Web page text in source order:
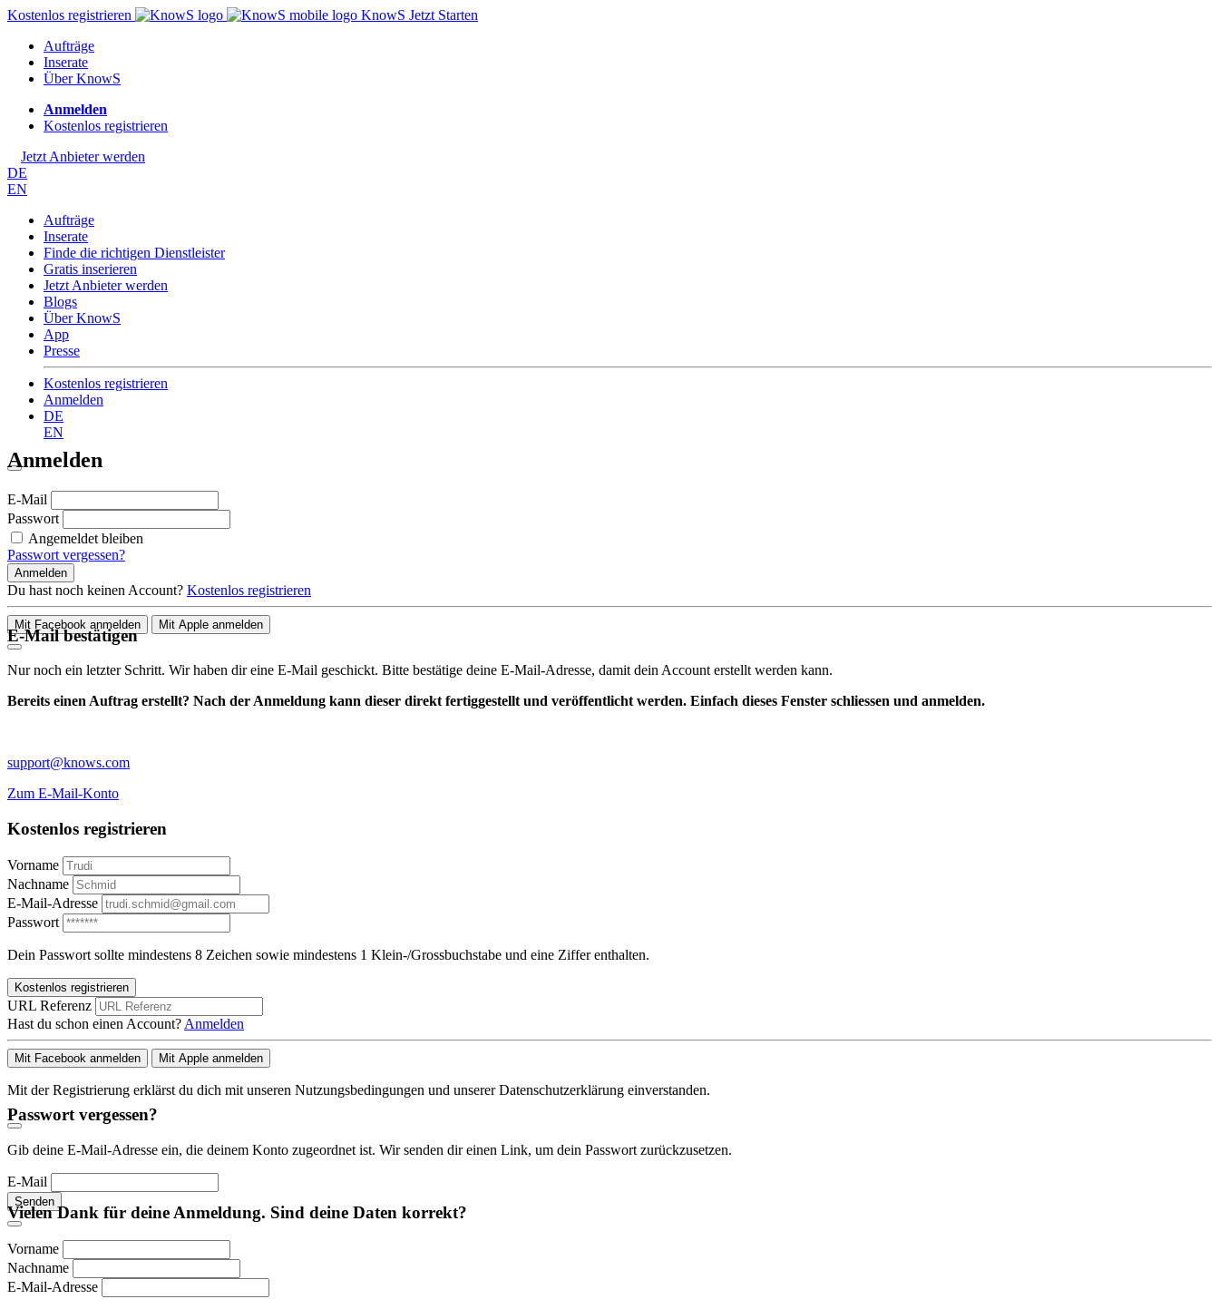
Kostenlos registrieren KnowS Jetzt Starten
Aufträge
Inserate
Über KnowS
Anmelden
Kostenlos registrieren
Jetzt Anbieter werden
DE
EN
Aufträge
Inserate
Finde die richtigen Dienstleister
Gratis inserieren
Jetzt Anbieter werden
Blogs
Über KnowS
App
Presse
Kostenlos registrieren
Anmelden
DE
EN
Anmelden
E-Mail
Passwort
Angemeldet bleiben
Passwort vergessen?
Anmelden
Du hast noch keinen Account? Kostenlos registrieren
Mit Facebook anmelden Mit Apple anmelden
E-Mail bestätigen
Nur noch ein letzter Schritt. Wir haben dir eine E-Mail geschickt. Bitte bestätige deine E-Mail-Adresse, damit dein Account erstellt werden kann.
Bereits einen Auftrag erstellt? Nach der Anmeldung kann dieser direkt fertiggestellt und veröffentlicht werden. Einfach dieses Fenster schliessen und anmelden.
support@knows.com
Zum E-Mail-Konto
Kostenlos registrieren
Vorname
Nachname
E-Mail-Adresse
Passwort
Dein Passwort sollte mindestens 8 Zeichen sowie mindestens 1 Klein-/Grossbuchstabe und eine Ziffer enthalten.
Kostenlos registrieren
URL Referenz
Hast du schon einen Account? Anmelden
Mit Facebook anmelden Mit Apple anmelden
Mit der Registrierung erklärst du dich mit unseren Nutzungsbedingungen und unserer Datenschutzerklärung einverstanden.
Passwort vergessen?
Gib deine E-Mail-Adresse ein, die deinem Konto zugeordnet ist. Wir senden dir einen Link, um dein Passwort zurückzusetzen.
E-Mail
Senden
Vielen Dank für deine Anmeldung. Sind deine Daten korrekt?
Vorname
Nachname
E-Mail-Adresse